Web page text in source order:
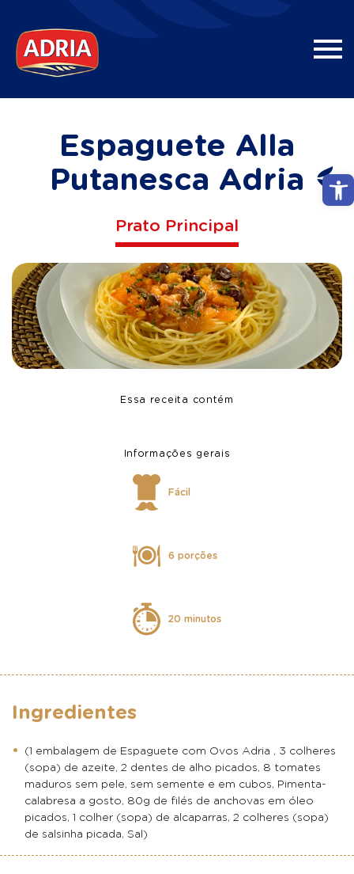
Espaguete Alla
Putanesca Adria
Prato Principal
Essa receita contém
Informações gerais
Fácil
6 porções
20 minutos
Ingredientes
(1 embalagem de Espaguete com Ovos Adria , 3 colheres
(sopa) de azeite, 2 dentes de alho picados, 8 tomates
maduros sem pele, sem semente e em cubos, Pimenta-
calabresa a gosto, 80g de filés de anchovas em óleo
picados, 1 colher (sopa) de alcaparras, 2 colheres (sopa)
de salsinha picada, Sal)